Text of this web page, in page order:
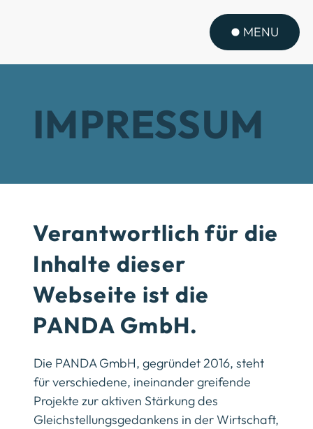
MENU
IMPRESSUM
Verantwortlich für die
Inhalte dieser
Webseite ist die
PANDA GmbH.
Die PANDA GmbH, gegründet 2016, steht
für verschiedene, ineinander greifende
Projekte zur aktiven Stärkung des
Gleichstellungsgedankens in der Wirtschaft,